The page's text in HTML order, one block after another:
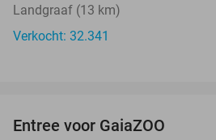
Landgraaf (13 km)
Verkocht: 32.341
Entree voor GaiaZOO